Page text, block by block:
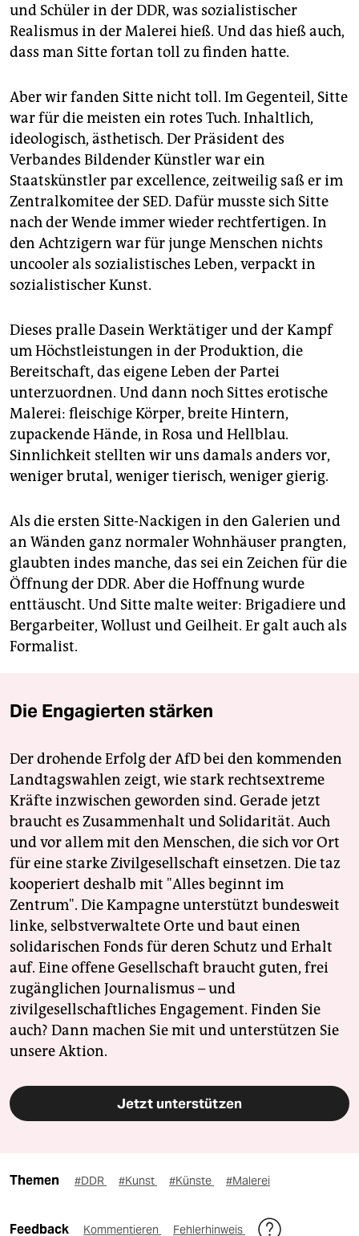
und Schüler in der DDR, was sozialistischer
Realismus in der Malerei hieß. Und das hieß auch,
dass man Sitte fortan toll zu finden hatte.
Aber wir fanden Sitte nicht toll. Im Gegenteil, Sitte
war für die meisten ein rotes Tuch. Inhaltlich,
ideologisch, ästhetisch. Der Präsident des
Verbandes Bildender Künstler war ein
Staatskünstler par excellence, zeitweilig saß er im
Zentralkomitee der SED. Dafür musste sich Sitte
nach der Wende immer wieder rechtfertigen. In
den Achtzigern war für junge Menschen nichts
uncooler als sozialistisches Leben, verpackt in
sozialistischer Kunst.
Dieses pralle Dasein Werktätiger und der Kampf
um Höchstleistungen in der Produktion, die
Bereitschaft, das eigene Leben der Partei
unterzuordnen. Und dann noch Sittes erotische
Malerei: fleischige Körper, breite Hintern,
zupackende Hände, in Rosa und Hellblau.
Sinnlichkeit stellten wir uns damals anders vor,
weniger brutal, weniger tierisch, weniger gierig.
Als die ersten Sitte-Nackigen in den Galerien und
an Wänden ganz normaler Wohnhäuser prangten,
glaubten indes manche, das sei ein Zeichen für die
Öffnung der DDR. Aber die Hoffnung wurde
enttäuscht. Und Sitte malte weiter: Brigadiere und
Bergarbeiter, Wollust und Geilheit. Er galt auch als
Formalist.
Die Engagierten stärken
Der drohende Erfolg der AfD bei den kommenden
Landtagswahlen zeigt, wie stark rechtsextreme
Kräfte inzwischen geworden sind. Gerade jetzt
braucht es Zusammenhalt und Solidarität. Auch
und vor allem mit den Menschen, die sich vor Ort
für eine starke Zivilgesellschaft einsetzen. Die taz
kooperiert deshalb mit "Alles beginnt im
Zentrum". Die Kampagne unterstützt bundesweit
linke, selbstverwaltete Orte und baut einen
solidarischen Fonds für deren Schutz und Erhalt
auf. Eine offene Gesellschaft braucht guten, frei
zugänglichen Journalismus – und
zivilgesellschaftliches Engagement. Finden Sie
auch? Dann machen Sie mit und unterstützen Sie
unsere Aktion.
Jetzt unterstützen
Themen #DDR #Kunst #Künste #Malerei
Feedback Kommentieren Fehlerhinweis